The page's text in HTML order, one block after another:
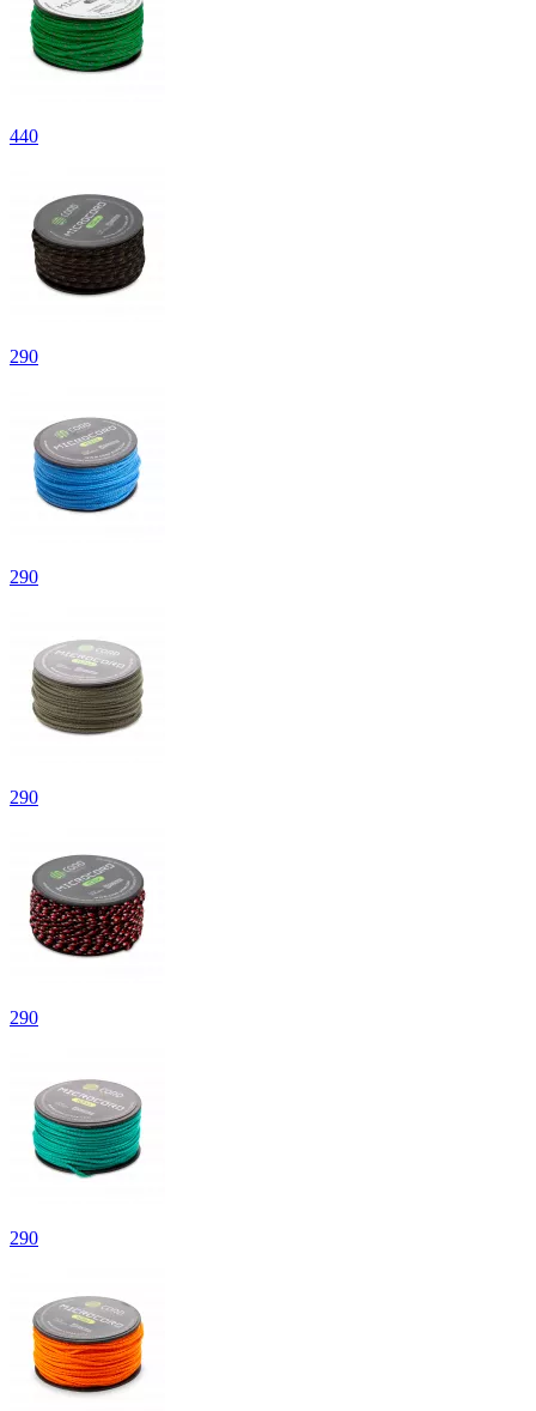
440
290
290
290
290
290